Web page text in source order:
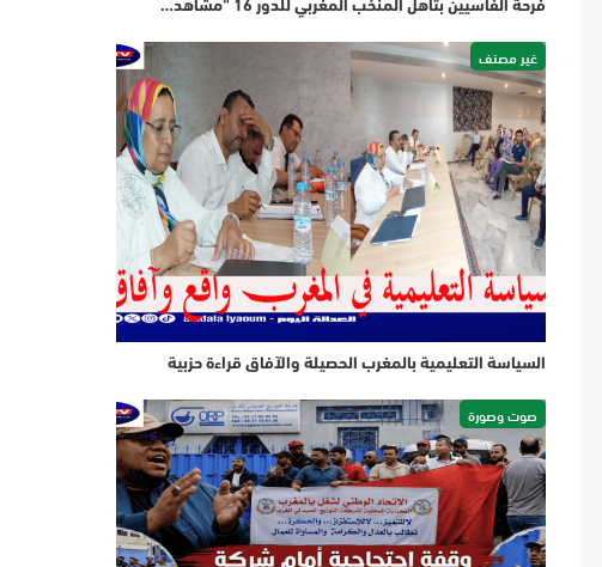
فرحة الفاسيين بتأهل المنخب المغربي للدور 16 “مشاهد…
غير مصنف
السياسة التعليمية بالمغرب الحصيلة والآفاق قراءة حزبية
صوت وصورة